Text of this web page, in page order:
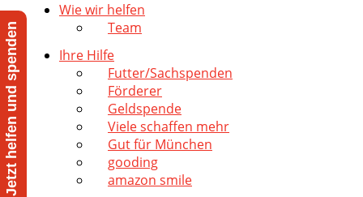
Wie wir helfen
Team
Ihre Hilfe
Futter/Sachspenden
Förderer
Geldspende
Viele schaffen mehr
Gut für München
gooding
amazon smile
Jetzt helfen und spenden